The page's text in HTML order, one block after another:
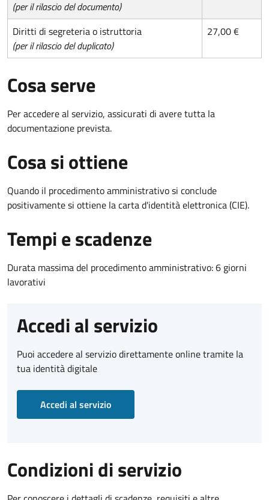
(per il rilascio del documento)
Diritti di segreteria o istruttoria
(per il rilascio del duplicato)
27,00 €
Cosa serve
Per accedere al servizio, assicurati di avere tutta la
documentazione prevista.
Cosa si ottiene
Quando il procedimento amministrativo si conclude
positivamente si ottiene la carta d'identità elettronica (CIE).
Tempi e scadenze
Durata massima del procedimento amministrativo: 6 giorni
lavorativi
Accedi al servizio
Puoi accedere al servizio direttamente online tramite la
tua identità digitale
Accedi al servizio
Condizioni di servizio